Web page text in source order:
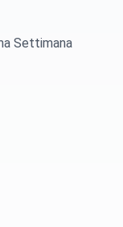
Settimana